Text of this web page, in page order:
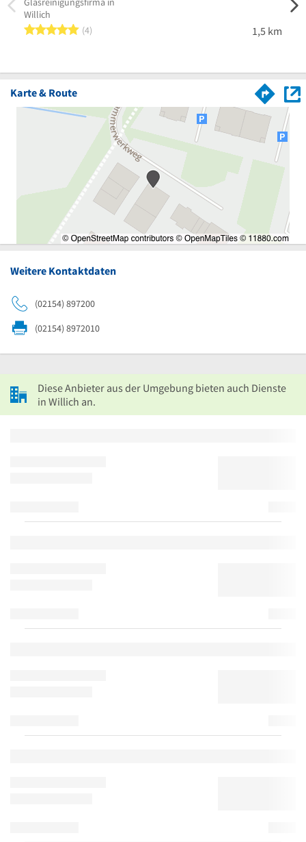
Willich
5 von 5 Sternen
4 1,5 km
Karte & Route
Weitere Kontaktdaten
(02154) 897200
(02154) 8972010
Diese Anbieter aus der Umgebung bieten auch Dienste
in Willich an.